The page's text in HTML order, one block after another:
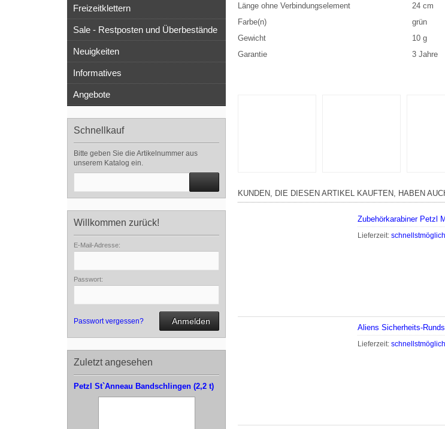
Länge ohne Verbindungselement
24 cm
Farbe(n)
grün
Gewicht
10 g
Garantie
3 Jahre
KUNDEN, DIE DIESEN ARTIKEL KAUFTEN, HABEN
Zubehörkarabiner Petzl
Lieferzeit:schnellstmöglich
Aliens Sicherheits-
Lieferzeit:schnellstmöglich
Freizeitklettern
Sale - Restposten und Überbestände
Neuigkeiten
Informatives
Angebote
Schnellkauf
Bitte geben Sie die Artikelnummer aus
unserem Katalog ein.
Willkommen zurück!
E-Mail-Adresse:
Passwort:
Passwort vergessen? Anmelden
Zuletzt angesehen
Petzl St`Anneau Bandschlingen (2,2 t)